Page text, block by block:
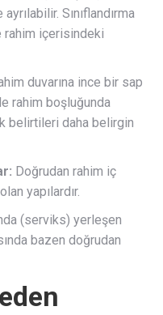
Sınıflandırma
rahim içerisindeki
duvarına ince bir sap
rahim boşluğunda
belirtileri daha belirgin
Doğrudan rahim iç
yapılardır.
(serviks) yerleşen
bazen doğrudan